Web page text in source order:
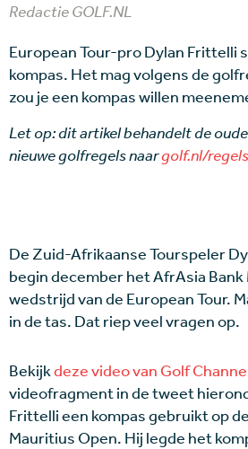
Redactie GOLF.NL
European Tour-pro Dylan Frittelli
kompas. Het mag volgens de
zou je een kompas willen
Let op: dit artikel behandelt de
nieuwe golfregels naargolf.nl/
De Zuid-Afrikaanse Tourspeler
begin december het AfrAsia
wedstrijd van de European Tour.
in de tas. Dat riep veel vragen op.
Bekijkdeze video van Golf
videofragment in de tweet
Frittelli een kompas gebruikt op
Mauritius Open. Hij legde het